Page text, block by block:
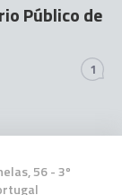
Público de
1
56 - 3º